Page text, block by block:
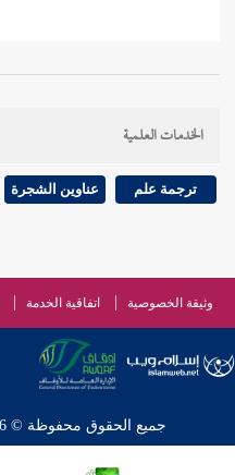
الخدمات العلمية
ترجمة علم عناوين الشجرة
وثيقة الخصوصية اتفاقية الخدمة
جميع الحقوق محفوظة © 2026 - 1998 لشبكة إسلام ويب